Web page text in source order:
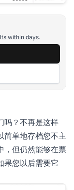
within days.
吗？不再是这样
简单地存档您不主
，但仍然能够在票
果您以后需要它